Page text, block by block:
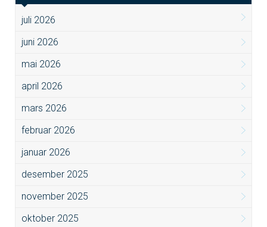
juli 2026
juni 2026
mai 2026
april 2026
mars 2026
februar 2026
januar 2026
desember 2025
november 2025
oktober 2025